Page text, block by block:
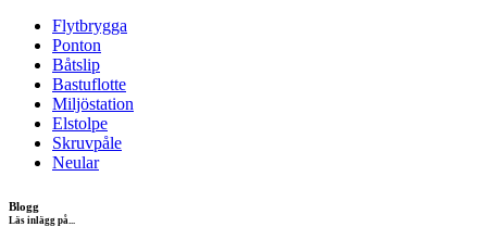
Flytbrygga
Ponton
Båtslip
Bastuflotte
Miljöstation
Elstolpe
Skruvpåle
Neular
Blogg
Läs inlägg på...